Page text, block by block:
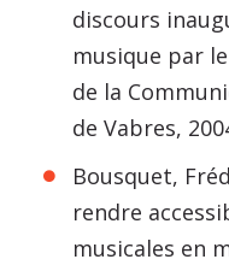
discours
musique par
de la
de Vabres,
Bousquet,
rendre
musicales en